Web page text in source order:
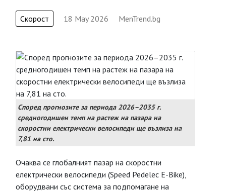
Скорост 18 May 2026 MenTrend.bg
Според прогнозите за периода 2026–2035 г.
средногодишен темп на растеж на пазара на
скоростни електрически велосипеди ще възлиза на
7,81 на сто.
Очаква се глобалният пазар на скоростни
електрически велосипеди (Speed Pedelec E-Bike),
оборудвани със система за подпомагане на